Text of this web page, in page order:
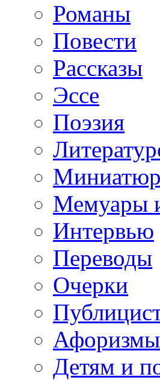
Романы
Повести
Рассказы
Эссе
Поэзия
Мемуары
Интервью
Переводы
Очерки
Афоризмы
Детям и